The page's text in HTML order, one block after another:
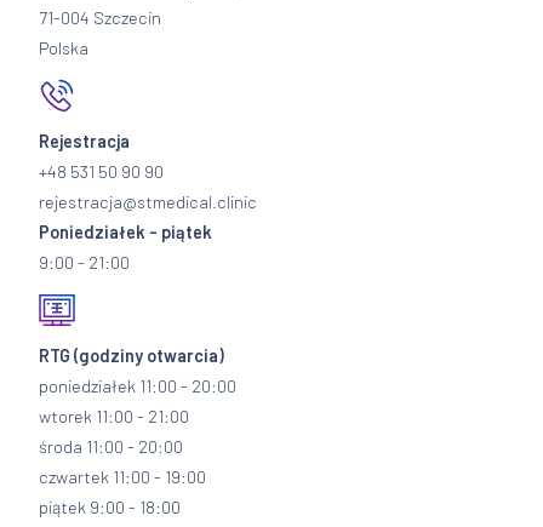
71-004 Szczecin
Polska
Rejestracja
+48 531 50 90 90
rejestracja@stmedical.clinic
Poniedziałek - piątek
9:00 - 21:00
RTG (godziny otwarcia)
poniedziałek 11:00 - 20:00
wtorek 11:00 - 21:00
środa 11:00 - 20:00
czwartek 11:00 - 19:00
piątek 9:00 - 18:00